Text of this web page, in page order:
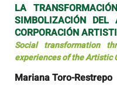
LA
SIMBOLIZACIÓN DEL
CORPORACIÓN
Social transformation
experiences of the Artistic
Mariana Toro-Restrepo